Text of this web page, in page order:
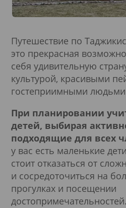
Путешествие по
это прекрасная
себя удивительную
культурой, красивыми
гостеприимными
При планировании
детей, выбирая
подходящие для всех
у вас есть маленькие
стоит отказаться от
и сосредоточиться на
прогулках и посещении
достопримечательностей.